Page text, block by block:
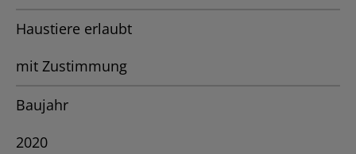
Haustiere erlaubt
mit Zustimmung
Baujahr
2020